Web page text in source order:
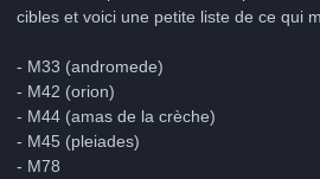
cibles et voici une petite liste de ce qui
- M33 (andromede)
- M42 (orion)
- M44 (amas de la crèche)
- M45 (pleiades)
- M78